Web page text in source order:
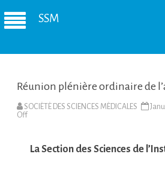
SSM
Réunion plénière ordinaire de
SOCIÉTÉ DES SCIENCES MÉDICALES
Offon
de
La Section des Sciences de